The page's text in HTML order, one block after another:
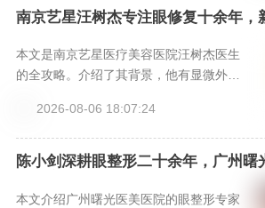
景、精细化的手术案例以及追求自然和谐
较快眼整形效果的求美者而言，是一个值
得深入考察的专业选择。
南京艺星汪树杰专注眼修复十余年，
本文是南京艺星医疗美容医院汪树杰医生
的全攻略。介绍了其背景，他有显微外科
术特色，如器械、缝合等优势；给出价格
参考，性价比高且有福利；提供三种预约
方式。汪医生技术和经验出色，适合做复
预约。
2026-08-06 18:07:24
陈小剑深耕眼整形二十余年，广州曙
本文介绍广州曙光医美医院的眼整形专家